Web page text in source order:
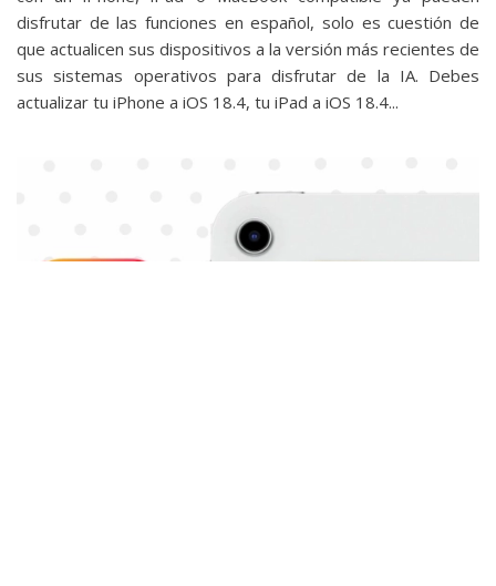
disfrutar de las funciones en español, solo es cuestión de
que actualicen sus dispositivos a la versión más recientes de
sus sistemas operativos para disfrutar de la IA. Debes
actualizar tu iPhone a iOS 18.4, tu iPad a iOS 18.4...